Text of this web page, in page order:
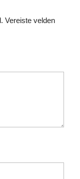
Vereiste velden